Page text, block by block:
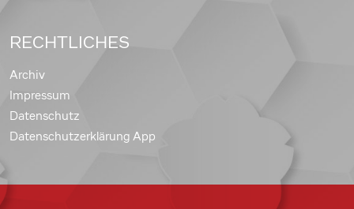
RECHTLICHES
Archiv
Impressum
Datenschutz
Datenschutzerklärung App